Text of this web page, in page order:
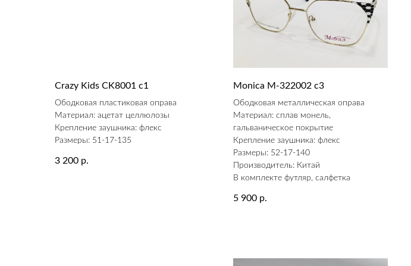
Crazy Kids CK8001 c1
Ободковая пластиковая оправа
Материал: ацетат целлюлозы
Крепление заушника: флекс
Размеры: 51-17-135
3 200 р.
Monica M-322002 с3
Ободковая металлическая оправа
Материал: сплав монель,
гальваническое покрытие
Крепление заушника: флекс
Размеры: 52-17-140
Производитель: Китай
В комплекте футляр, салфетка
5 900 р.